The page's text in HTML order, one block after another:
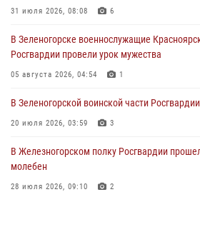
04 августа 2026, 06:50
Военнослужащие Красноярского
познакомили отдыхающих детей с
03 августа 2026, 13:12 2
31 июля 2026, 08:08 6
В Зеленогорске военнослужащие
Росгвардии провели урок мужества
05 августа 2026, 04:54 1
В Зеленогорской воинской части
20 июля 2026, 03:59 3
В Железногорском полку Росгвардии
молебен
28 июля 2026, 09:10 2